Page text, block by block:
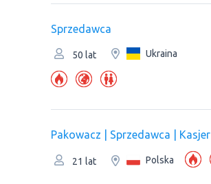
Sprzedawca
50 lat Ukraina
Pakowacz | Sprzedawca | Kasjer
21 lat Polska